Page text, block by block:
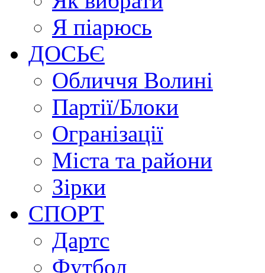
Я піарюсь
ДОСЬЄ
Обличчя Волині
Партії/Блоки
Огранізації
Міста та райони
Зірки
СПОРТ
Дартс
Футбол